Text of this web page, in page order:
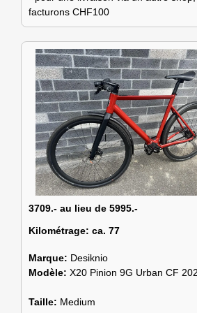
facturons CHF100
3709.- au lieu de 5995.-
Kilométrage: ca. 77
Marque: Desiknio
Modèle: X20 Pinion 9G Urban CF
Taille: Medium